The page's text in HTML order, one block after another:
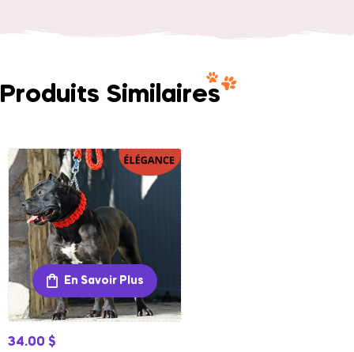
Produits Similaires
En Savoir Plus
34.00 $